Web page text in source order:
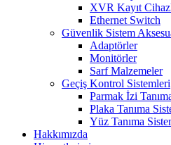
XVR Kayıt
Ethernet Switch
Güvenlik Sistem
Adaptörler
Monitörler
Sarf Malzemeler
Geçiş Kontrol Sistemleri
Parmak İzi
Plaka Tanıma
Yüz Tanıma
Hakkımızda